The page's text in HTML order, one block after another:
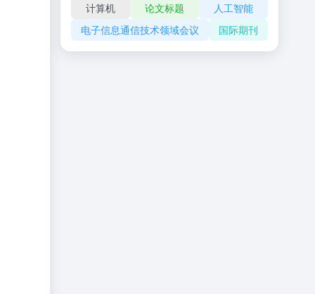
计算机
论文标题
人工智能
电子信息通信技术领域会议
国际期刊